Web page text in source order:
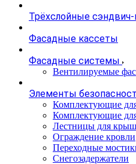
Трёхслойные сэндвич-
Фасадные кассеты
Фасадные системы
Вентилируемые
Элементы
Комплектующие
Комплектующие
Лестницы для
Ограждение кровли
Переходные
Снегозадержатели